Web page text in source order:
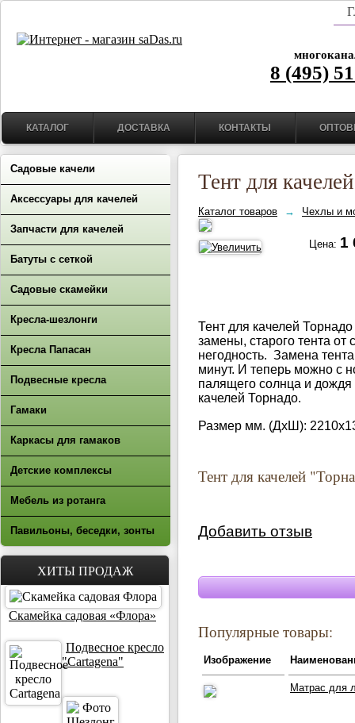
8 (495)
КАТАЛОГ ДОСТАВКА КОНТАКТЫ
Садовые качели
Аксессуары для качелей
Запчасти для качелей
Батуты с сеткой
Садовые скамейки
Кресла-шезлонги
Кресла Папасан
Подвесные кресла
Гамаки
Каркасы для гамаков
Детские комплексы
Мебель из ротанга
Павильоны, беседки, зонты
ХИТЫ ПРОДАЖ
Скамейка садовая «Флора»
Подвесное кресло
"Cartagena"
Тент для
Каталог товаров → Чехлы и
Цена: 1
Тент для качелей
замены, старого тента
негодность. Замена
минут. И теперь можно с
палящего солнца и
качелей Торнадо.
Размер мм. (ДхШ):
Тент для качелей
Добавить отзыв
Популярные товары:
Изображение
Матрас для